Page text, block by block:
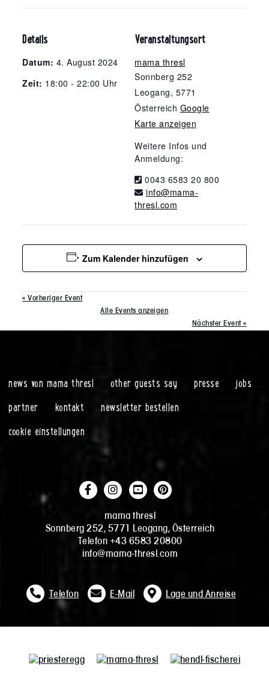
Details
Datum: 4. August 2024
Zeit: 18:00 - 22:00 Uhr
Veranstaltungsort
mama thresl
Sonnberg 252
Leogang, 5771
Österreich Google
Karte anzeigen
Weitere Infos und
Anmeldung:
0043 6583 20 800
info@mama-
thresl.com
Zum Kalender hinzufügen
« Vorheriger Event
Alle Events anzeigen
Nächster Event»
news von mama thresl other guests say presse
jobs
partner
kontakt
newsletter bestellen
cookie einstellungen
mama thresl
Sonnberg 252, 5771 Leogang, Österreich
Telefon +43 6583 20800
info@mama-thresl.com
Telefon E-Mail Lage und Anreise